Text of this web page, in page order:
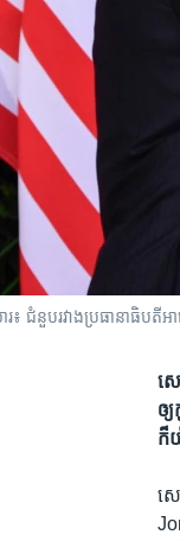
រ៖ ជំនួបរវាងប្រធានាធិប
ស
ឲ្
ក៏​
ស